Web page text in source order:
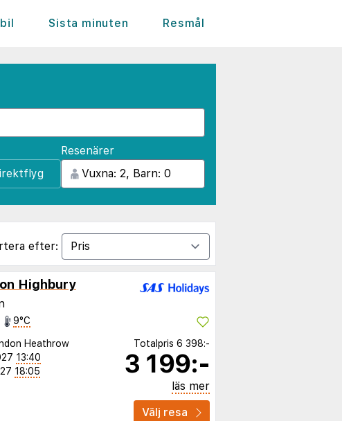
Sista minuten Resmål
Resenärer
efter:
Highbury
9°C
Heathrow
13:40
18:05
Totalpris 6 398:-
3 199:-
läs mer
Välj resa